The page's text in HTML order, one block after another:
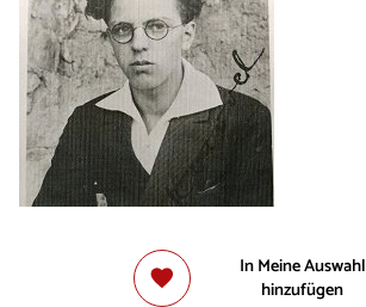
In Meine Auswahl
hinzufügen